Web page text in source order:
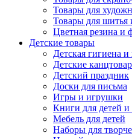
Товары для
Товары для
Цветная резина и
Детские товары
Детская гигиена и
Детские
Детский праздник
Доски для письма
Игры и игрушки
Книги для детей и
Мебель для детей
Наборы для